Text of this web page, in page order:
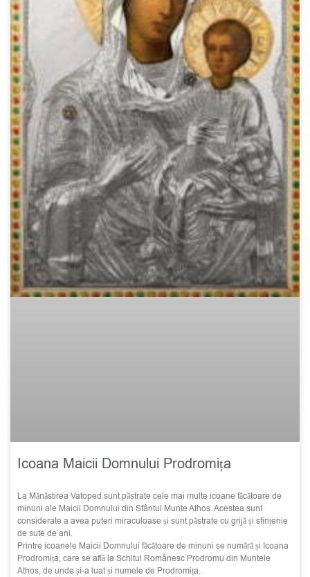
Icoana Maicii Domnului Prodromița
La Mănăstirea Vatoped sunt păstrate cele mai multe icoane făcătoare de
minuni ale Maicii Domnului din Sfântul Munte Athos. Acestea sunt
considerate a avea puteri miraculoase și sunt păstrate cu grijă și sfințenie
de sute de ani.
Printre icoanele Maicii Domnului făcătoare de minuni se numără și Icoana
Prodromița, care se află la Schitul Românesc Prodromu din Muntele
Athos, de unde și-a luat și numele de Prodromița.